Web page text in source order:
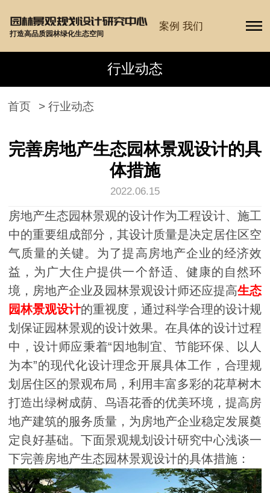
打造高品质园林绿化生态空间
案例 我们
行业动态
首页 > 行业动态
完善房地产生态园林景观设计的具
体措施
2022.06.15
房地产生态园林景观的设计作为工程设计、施工
中的重要组成部分，其设计质量是决定居住区空
气质量的关键。为了提高房地产企业的经济效
益，为广大住户提供一个舒适、健康的自然环
境，房地产企业及园林景观设计师还应提高生态
园林景观设计的重视度，通过科学合理的设计规
划保证园林景观的设计效果。在具体的设计过程
中，设计师应秉着“因地制宜、节能环保、以人
为本”的现代化设计理念开展具体工作，合理规
划居住区的景观布局，利用丰富多彩的花草树木
打造出绿树成荫、鸟语花香的优美环境，提高房
地产建筑的服务质量，为房地产企业稳定发展奠
定良好基础。下面景观规划设计研究中心浅谈一
下完善房地产生态园林景观设计的具体措施：